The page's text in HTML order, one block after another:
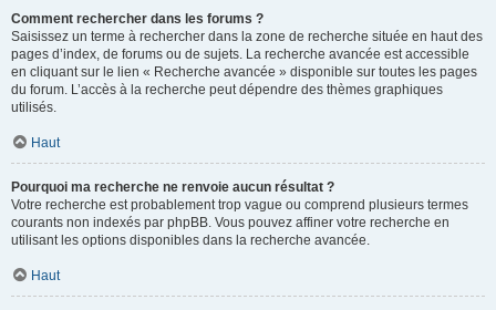
Comment rechercher dans les forums ?
Saisissez un terme à rechercher dans la zone de recherche située en haut des
pages d’index, de forums ou de sujets. La recherche avancée est accessible
en cliquant sur le lien « Recherche avancée » disponible sur toutes les pages
du forum. L’accès à la recherche peut dépendre des thèmes graphiques
utilisés.
Haut
Pourquoi ma recherche ne renvoie aucun résultat ?
Votre recherche est probablement trop vague ou comprend plusieurs termes
courants non indexés par phpBB. Vous pouvez affiner votre recherche en
utilisant les options disponibles dans la recherche avancée.
Haut